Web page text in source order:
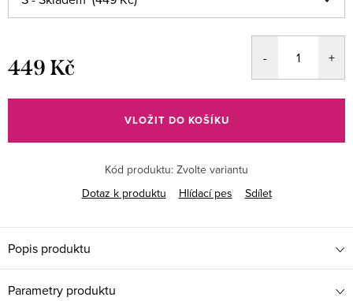
449 Kč
cena:
VLOŽIT DO KOŠÍKU
Kód produktu: Zvolte variantu
Dotaz k produktu
Hlídací pes Sdílet
Popis produktu
Parametry produktu